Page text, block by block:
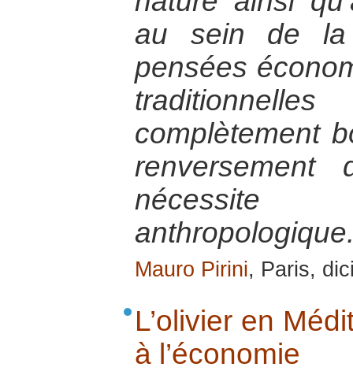
au sein de la
pensées
complètement
nécessite
Mauro Pirini, Paris,
L’olivier en
à l’économie